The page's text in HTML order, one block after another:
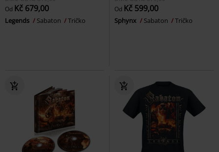
Od Kč 679,00
Legends Sabaton Tričko
Od Kč 599,00
Sphynx Sabaton Tričko